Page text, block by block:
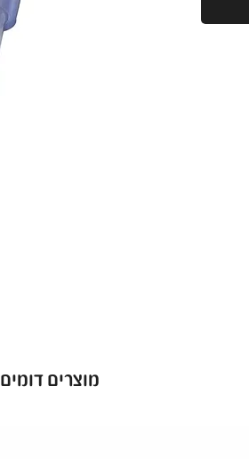
מוצרים דומים